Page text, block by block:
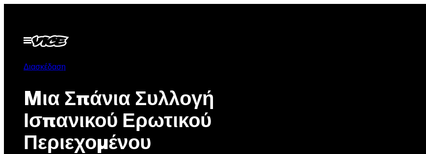
περιεχόμενο
Ανοίξτε
το
Διασκέδαση
Mια Σπάνια Συλλογή
Ισπανικού Ερωτικού
Περιεχομένου